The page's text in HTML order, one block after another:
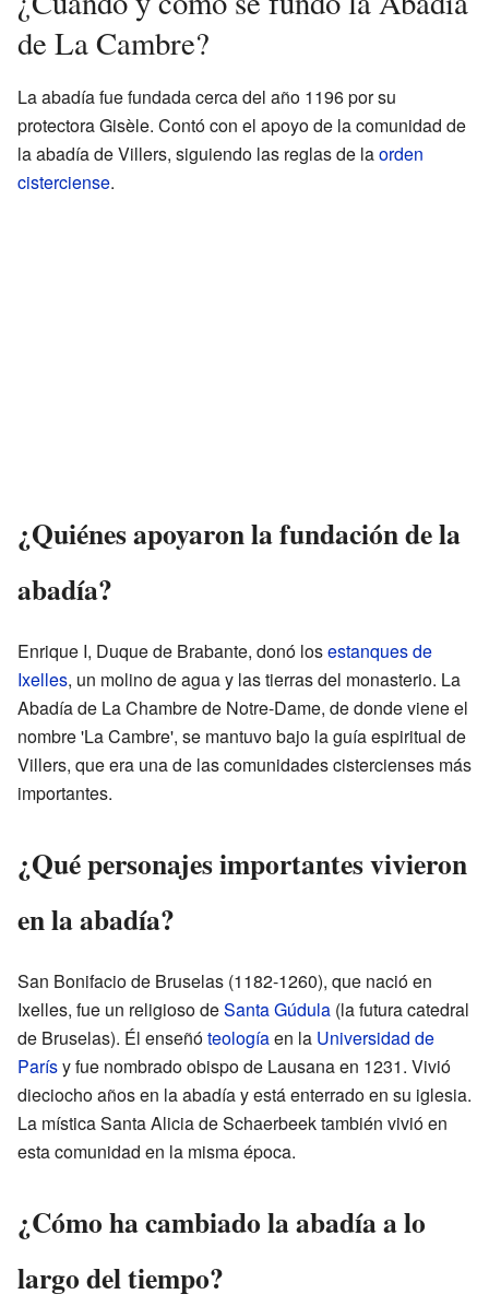
de La Cambre?
La abadía fue fundada cerca del año 1196 por su
protectora Gisèle. Contó con el apoyo de la comunidad de
la abadía de Villers, siguiendo las reglas de laorden
cisterciense.
¿Quiénes apoyaron la fundación de la
abadía?
Enrique I, Duque de Brabante, donó losestanques de
Ixelles, un molino de agua y las tierras del monasterio. La
Abadía de La Chambre de Notre-Dame, de donde viene el
nombre 'La Cambre', se mantuvo bajo la guía espiritual de
Villers, que era una de las comunidades cistercienses más
importantes.
¿Qué personajes importantes vivieron
en la abadía?
San Bonifacio de Bruselas (1182-1260), que nació en
Ixelles, fue un religioso deSanta Gúdula (la futura catedral
de Bruselas). Él enseñóteologíaen la Universidad de
Parísy fue nombrado obispo de Lausana en 1231. Vivió
dieciocho años en la abadía y está enterrado en su iglesia.
La mística Santa Alicia de Schaerbeek también vivió en
esta comunidad en la misma época.
¿Cómo ha cambiado la abadía a lo
largo del tiempo?